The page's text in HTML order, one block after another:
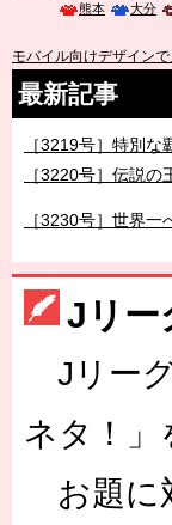
熊本
大分
モバイル向けデザインで
最新記事
［3219号］特別な
［3220号］伝説の
［3230号］世界一
［3223号］一丸。
［3222号］史上
Jリー
Jリー
ネタ！」
お題に